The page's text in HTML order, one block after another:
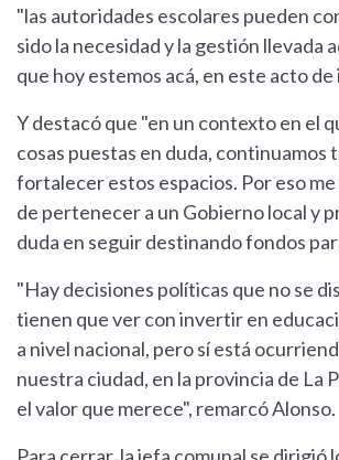
"las autoridades escolares pueden
sido la necesidad y la gestión llevada
que hoy estemos acá, en este acto
Y destacó que "en un contexto en el
cosas puestas en duda, continuamos
fortalecer estos espacios. Por eso
de pertenecer a un Gobierno local y
duda en seguir destinando fondos
"Hay decisiones políticas que no se
tienen que ver con invertir en
a nivel nacional, pero sí está
nuestra ciudad, en la provincia de La
el valor que merece", remarcó Alonso.